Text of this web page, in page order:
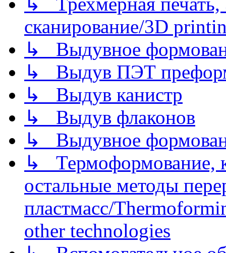
сканирование/3D
↳ Выдувное
↳ Выдув ПЭТ
↳ Выдув канистр
↳ Выдув флаконов
↳ Выдувное
↳ Термоформование,
остальные методы
пластмасс/
other technologies